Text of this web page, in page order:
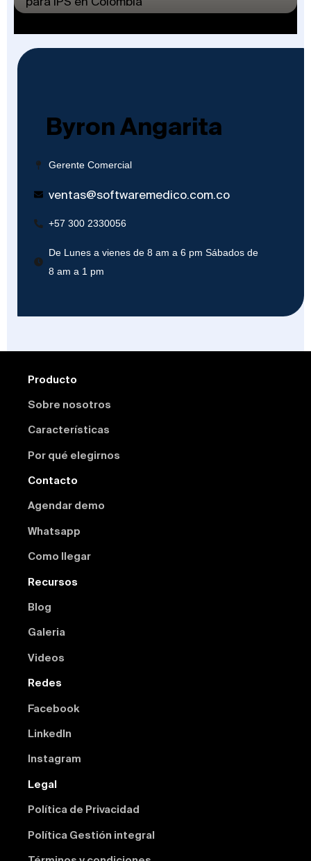
Byron Angarita
Gerente Comercial
ventas@softwaremedico.com.co
+57 300 2330056
De Lunes a vienes de 8 am a 6 pm Sábados de
8 am a 1 pm
Producto
Sobre nosotros
Características
Por qué elegirnos
Contacto
Agendar demo
Whatsapp
Como llegar
Recursos
Blog
Galeria
Videos
Redes
Facebook
Linkedln
Instagram
Legal
Política de Privacidad
Política Gestión integral